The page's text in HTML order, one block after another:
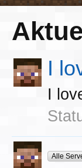
I
I
Alle